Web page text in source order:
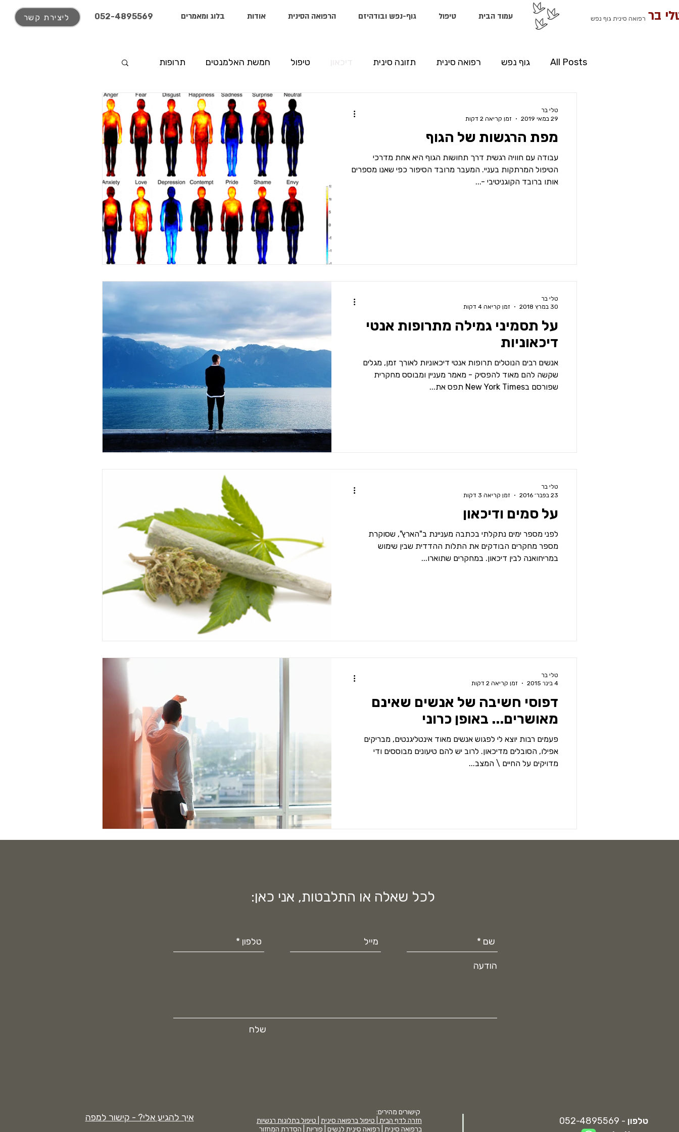
ליצירת קשר 052-4895569 עמוד הבית טיפול גוף-נפש ובודהיזם הרפואה הסינית אודות בלוג ומאמרים רפואה סינית גוף נפש בר
All Posts גוף נפש רפואה סינית תזונה סינית טיפול חמשת האלמנטים תרופות
מפת הרגשות של הגוף
עבודה עם חוויה רגשית דרך תחושות הגוף היא אחת מדרכי
הטיפול המרתקות בעניי. המעבר מרובד הסיפור כפי שאנו מספרים
אותו ברובד הקוגניטיבי -...
טלי בר
29 במאי 2019
זמן קריאה 2 דקות
על תסמיני גמילה מתרופות אנטי
דיכאוניות
אנשים רבים הנוטלים תרופות אנטי דיכאוניות לאורך זמן, מגלים
שקשה להם מאוד להפסיק - מאמר מעניין ומבוסס מחקרית
שפורסם בNew York Times תפס את...
טלי בר
30 במרץ 2018
זמן קריאה 4 דקות
על סמים ודיכאון
לפני מספר ימים נתקלתי בכתבה מעניינת ב"הארץ", שסוקרת
מספר מחקרים הבודקים את התלות ההדדית שבין שימוש
במריחואנה לבין דיכאון. במחקרים שתוארו...
טלי בר
23 בפבר׳ 2016
זמן קריאה 3 דקות
דפוסי חשיבה של אנשים שאינם
מאושרים... באופן כרוני
פעמים רבות יוצא לי לפגוש אנשים מאוד אינטליגנטים, מבריקים
אפילו, הסובלים מדיכאון. לרוב יש להם טיעונים מבוססים ודי
מדויקים על החיים \ המצב...
טלי בר
4 בינו׳ 2015
זמן קריאה 2 דקות
לכל שאלה או התלבטות, אני כאן:
הודעה
שלח
איך להגיע אלי? - קישור למפה
קישורים מהירים:
חזרה לדף הבית | טיפול ברפואה סינית טיפול בתלונות רגשיות
ברפואה סינית רפואה סינית לנשים פוריות הסדרת המחזור
טלפון - 052-4895569